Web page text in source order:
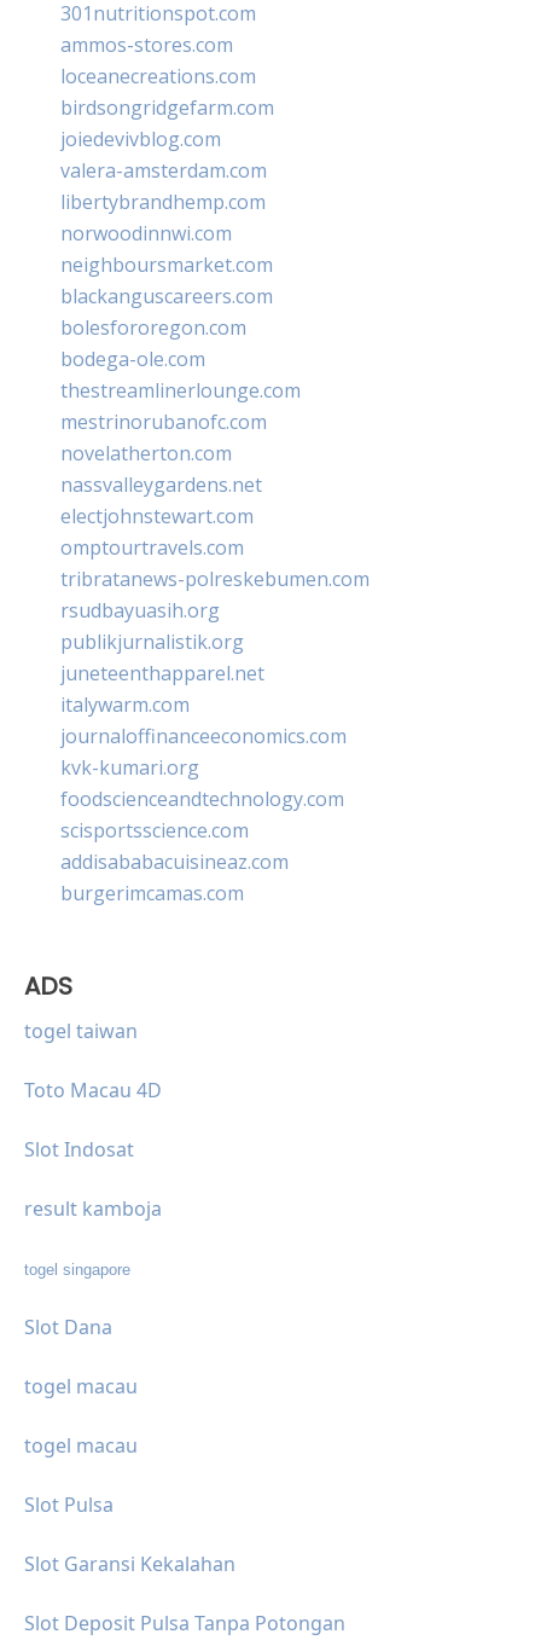
301nutritionspot.com
ammos-stores.com
loceanecreations.com
birdsongridgefarm.com
joiedevivblog.com
valera-amsterdam.com
libertybrandhemp.com
norwoodinnwi.com
neighboursmarket.com
blackanguscareers.com
bolesfororegon.com
bodega-ole.com
thestreamlinerlounge.com
mestrinorubanofc.com
novelatherton.com
nassvalleygardens.net
electjohnstewart.com
omptourtravels.com
tribratanews-polreskebumen.com
rsudbayuasih.org
publikjurnalistik.org
juneteenthapparel.net
italywarm.com
journaloffinanceeconomics.com
kvk-kumari.org
foodscienceandtechnology.com
scisportsscience.com
addisababacuisineaz.com
burgerimcamas.com
ADS
togel taiwan
Toto Macau 4D
Slot Indosat
result kamboja
togel singapore
Slot Dana
togel macau
togel macau
Slot Pulsa
Slot Garansi Kekalahan
Slot Deposit Pulsa Tanpa Potongan